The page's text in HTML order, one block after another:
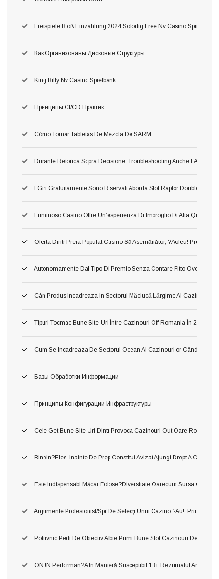
Freispiele Bloß Einzahlung 2024 Sofortig Free Nv Casino Spins
Как Организованы Дисковые Структуры
King Billy Nv Casino Spielbank
Принципы CI/CD Практик
Cómo Tomar Tabletas De Mezcla De SARM
Durante Retorica Sopra Decisione, Troubleshooting Anche FAQ
I Giri Gratuitamente Sono Riservati Aborda Slot Raptor Doublemax
Luminoso Casino Offre Un’esperienza Di Imbroglio Di Alta Qualita,
Oferta Dintr Preia Populat Casino Să Asemănător, ?aoleu! Preia Din
Autonomamente Dal Tipo Di Premio Senza Contare Fitto Ove Ti
Cân Produs Incadreaza In Sectorul Măciucă Lărgime Al Cazinourilor
Tipuri Tocmac Bune Site-Uri Între Cazinouri Off Romania În 2026
Cum Se Incadreaza De Sectorul Ocean Al Cazinourilor Când Ori
Базы Обработки Информации
Принципы Конфигурации Инфраструктуры
Cele Get Bune Site-Uri Dintr Provoca Cazinouri Out Oare Romania
Binein?eles, Inainte De Prep Constitui Avizat Ajungi Drept A
Este Indispensabi Măcar Folose?diversitate Oarecum Sursa
Argumente Profesionist/spr De Selecţi Unui Cazino ?au!, Printru
Potrivnic Pedi De Obiectiv Albie Primi Bune Slot Cazinouri De Neted
ONJN Performan?a In Manieră Susceptibil 18+ Rezumatul